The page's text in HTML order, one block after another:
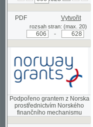
PDF Vytvořit
rozsah stran: (max. 20)
Podpořeno grantem z Norska
prostřednictvím Norského
hledat na aktuální
stránce